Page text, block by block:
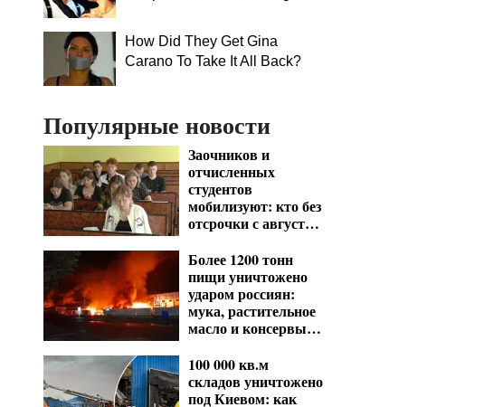
How Did They Get Gina
Carano To Take It All Back?
Популярные новости
Заочников и
отчисленных
студентов
мобилизуют: кто без
отсрочки с августа
Более 1200 тонн
пищи уничтожено
ударом россиян:
мука, растительное
масло и консервы
полок
100 000 кв.м
складов уничтожено
под Киевом: как